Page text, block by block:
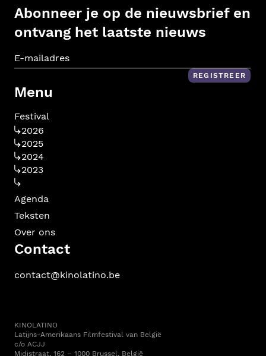
Abonneer je op de nieuwsbrief en
ontvang het laatste nieuws
REGISTREER
Menu
Festival
2026
2025
2024
2023
Agenda
Teksten
Over ons
Contact
contact@kinolatino.be
KINOLATINO
Latijns-Amerikaans Filmfestival van België
c/o ACJJ
Midistraat, 162 – 1000 Brussel, België